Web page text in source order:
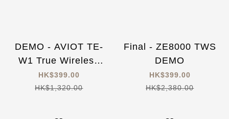
DEMO - AVIOT TE-
W1 True Wireless
Earbuds
HK$399.00
HK$1,320.00
Final - ZE8000 TWS
DEMO
HK$399.00
HK$2,380.00